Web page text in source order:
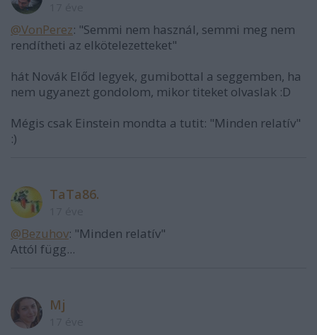
@VonPerez: "Semmi nem használ, semmi meg nem
rendítheti az elkötelezetteket"
hát Novák Előd legyek, gumibottal a seggemben, ha
nem ugyanezt gondolom, mikor titeket olvaslak :D
Mégis csak Einstein mondta a tutit: "Minden relatív"
:)
TaTa86.
@Bezuhov: "Minden relatív"
Attól függ...
Mj